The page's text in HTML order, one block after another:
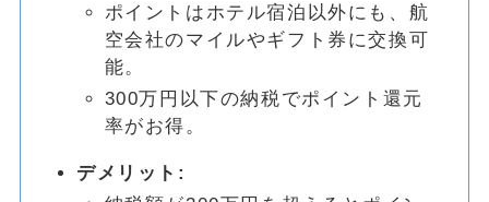
ポイントはホテル宿泊以外にも、航
空会社のマイルやギフト券に交換可
能。
300万円以下の納税でポイント還元
率がお得。
デメリット: